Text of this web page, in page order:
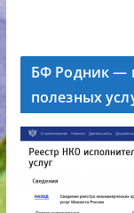
БФ Родник —
полезных